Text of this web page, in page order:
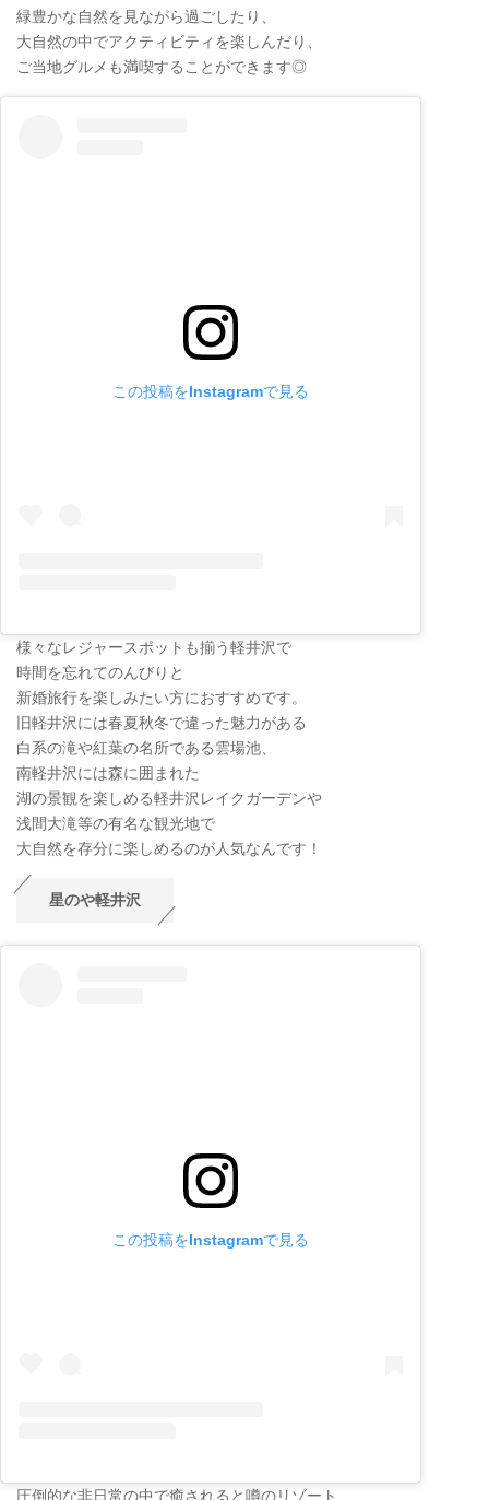
緑豊かな自然を見ながら過ごしたり、
大自然の中でアクティビティを楽しんだり、
ご当地グルメも満喫することができます◎
この投稿をInstagramで見る
様々なレジャースポットも揃う軽井沢で
時間を忘れてのんびりと
新婚旅行を楽しみたい方におすすめです。
旧軽井沢には春夏秋冬で違った魅力がある
白系の滝や紅葉の名所である雲場池、
南軽井沢には森に囲まれた
湖の景観を楽しめる軽井沢レイクガーデンや
浅間大滝等の有名な観光地で
大自然を存分に楽しめるのが人気なんです！
星のや軽井沢
この投稿をInstagramで見る
圧倒的な非日常の中で癒されると噂のリゾート